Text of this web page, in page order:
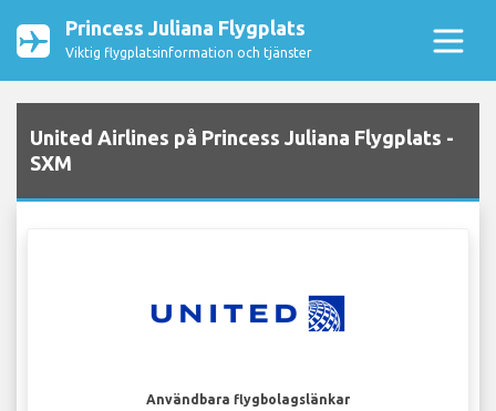
Princess Juliana Flygplats
Viktig flygplatsinformation och tjänster
United Airlines på Princess Juliana Flygplats -
SXM
Användbara flygbolagslänkar